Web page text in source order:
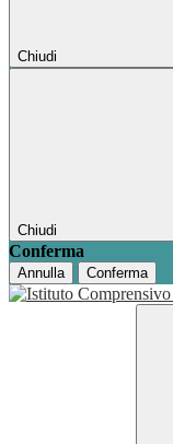
Chiudi
Chiudi
Conferma
Annulla Conferma